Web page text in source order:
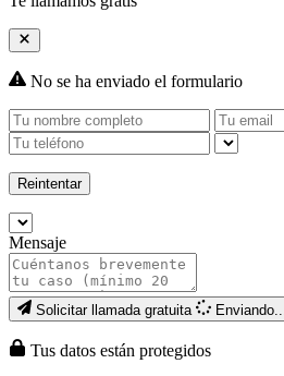
No se ha enviado el formulario
Reintentar
Mensaje
Solicitar llamada gratuita Enviando...
Tus datos están protegidos